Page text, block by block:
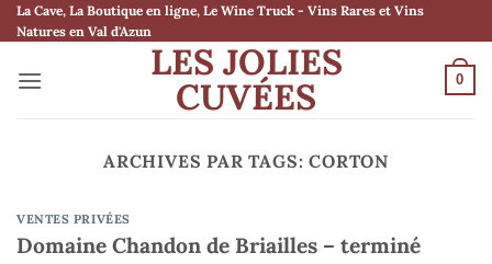
Passer
au
La Cave, La Boutique en ligne, Le Wine Truck - Vins Rares et Vins
Natures en Val d'Azun
LES JOLIES
CUVÉES 0
ARCHIVES PAR TAGS:CORTON
VENTES PRIVÉES
Domaine Chandon de Briailles – terminé